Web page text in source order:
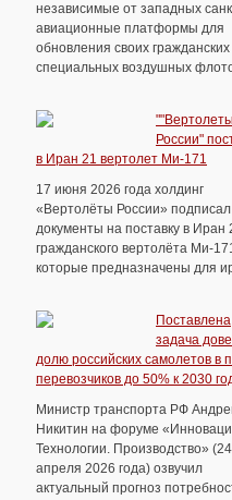
независимые от западных
авиационные платформы для
обновления своих
специальных воздушных
России"
в Иран 21 вертолет Ми-171
17 июня 2026 года холдинг
«Вертолёты России» подписал
документы на поставку в Иран
гражданского вертолёта Ми-
которые предназначены для
Поставлена
задача
долю российских самолетов в
перевозчиков до 50% к 2030
Министр транспорта РФ
Никитин на форуме
Технологии. Производство» (24
апреля 2026 года) озвучил
актуальный прогноз